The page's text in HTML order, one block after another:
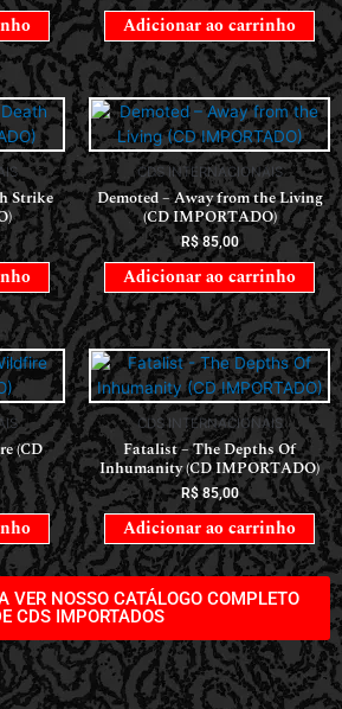
Adicionar ao carrinho
Strike
CDS INTERNACIONAIS
Demoted – Away from the Living
(CD IMPORTADO)
R$85,00
Adicionar ao carrinho
(CD
CDS INTERNACIONAIS
Fatalist – The Depths Of
Inhumanity (CD IMPORTADO)
R$85,00
Adicionar ao carrinho
VER NOSSO CATÁLOGO COMPLETO
CDS IMPORTADOS